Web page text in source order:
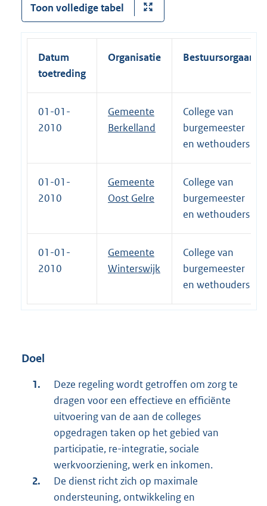
Toon volledige tabel
Datum
toetreding
Organisatie Bestuursorgaan
01-01-
2010
Gemeente
Berkelland
College van
burgemeester
en wethouders
01-01-
2010
Gemeente
Oost Gelre
College van
burgemeester
en wethouders
01-01-
2010
Gemeente
Winterswijk
College van
burgemeester
en wethouders
Doel
Deze regeling wordt getroffen om zorg te
dragen voor een effectieve en efficiënte
uitvoering van de aan de colleges
opgedragen taken op het gebied van
participatie, re-integratie, sociale
werkvoorziening, werk en inkomen.
De dienst richt zich op maximale
ondersteuning, ontwikkeling en